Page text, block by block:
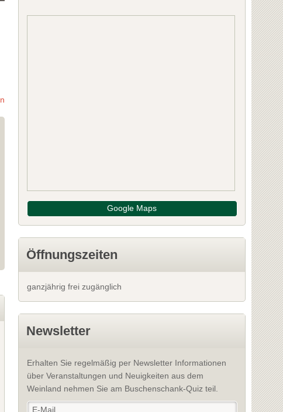
St. Stefan ob Stainz
Bezirk: Deutschlandsberg
13 Bewertungen
INFOS
Bio-
8511 St. Stefan ob
Bezirk:
INFOS
Google Maps
Öffnungszeiten
ganzjährig frei zugänglich
Newsletter
Erhalten Sie regelmäßig per Newsletter Informationen
über Veranstaltungen und Neuigkeiten aus dem
Weinland nehmen Sie am Buschenschank-Quiz teil.